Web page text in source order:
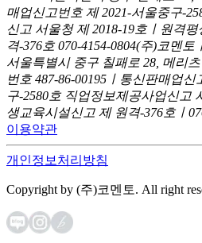
매업신고번호 제 2021-서울중구-
신고 서울청 제 2018-19호ㅣ원격
격-376호 070-4154-0804(주)코멘토
서울특별시 중구 칠패로 28, 메리
번호 487-86-00195ㅣ통신판매업
구-2580호 직업정보제공사업신고
생교육시설신고 제 원격-376호ㅣ
이용약관
개인정보처리방침
Copyright by (주)코멘토. All right